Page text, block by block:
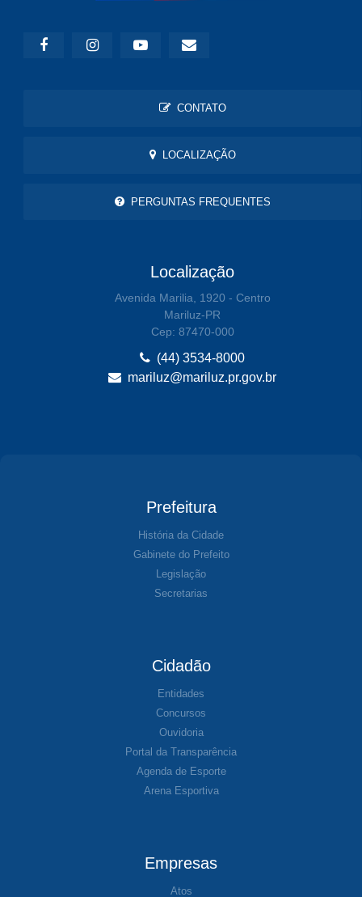
CONTATO
LOCALIZAÇÃO
PERGUNTAS FREQUENTES
Localização
Avenida Marilia, 1920 - Centro
Mariluz-PR
Cep: 87470-000
(44) 3534-8000
mariluz@mariluz.pr.gov.br
Prefeitura
História da Cidade
Gabinete do Prefeito
Legislação
Secretarias
Cidadão
Entidades
Concursos
Ouvidoria
Portal da Transparência
Agenda de Esporte
Arena Esportiva
Empresas
Atos